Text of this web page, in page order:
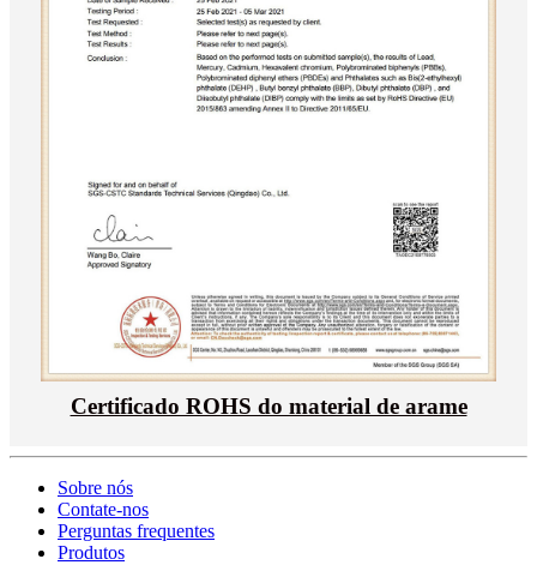
Certificado ROHS do material de arame
Sobre nós
Contate-nos
Perguntas frequentes
Produtos